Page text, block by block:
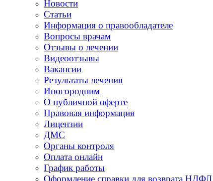
Новости
Статьи
Информация о правообладателе
Вопросы врачам
Отзывы о лечении
Видеоотзывы
Вакансии
Результаты лечения
Иногородним
О публичной оферте
Правовая информация
Лицензии
ДМС
Органы контроля
Оплата онлайн
График работы
Оформление справки для возврата НДФЛ